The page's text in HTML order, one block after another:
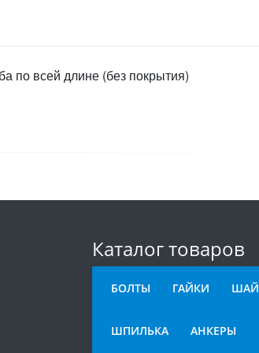
по всей длине (без покрытия)
Каталог товаров
БОЛТЫ ГАЙКИ
ШПИЛЬКА АНКЕРЫ